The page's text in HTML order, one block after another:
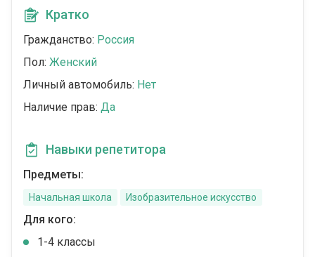
Кратко
Гражданство: Россия
Пол: Женский
Личный автомобиль: Нет
Наличие прав: Да
Навыки репетитора
Предметы:
Начальная школа Изобразительное искусство
Для кого:
1-4 классы